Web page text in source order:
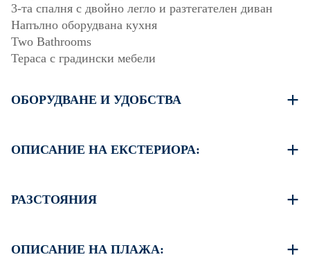
3-та спалня с двойно легло и разтегателен диван
Напълно оборудвана кухня
Two Bathrooms
Тераса с градински мебели
ОБОРУДВАНЕ И УДОБСТВА
Телевизор с плосък екран
Почистване веднъж при напускане
ОПИСАНИЕ НА ЕКСТЕРИОРА:
Друг обществен паркинг е на 100 метра от имота.
РАЗСТОЯНИЯ
Супермаркет 100 м
ОПИСАНИЕ НА ПЛАЖА: